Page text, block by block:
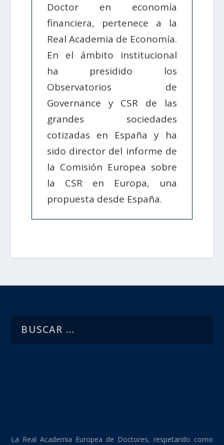
Doctor en economía
financiera, pertenece a la
Real Academia de Economía.
En el ámbito institucional
ha presidido los
Observatorios de
Governance y CSR de las
grandes sociedades
cotizadas en España y ha
sido director del informe de
la Comisión Europea sobre
la CSR en Europa, una
propuesta desde España.
La Real Academia Europea de Doctores, respetando como